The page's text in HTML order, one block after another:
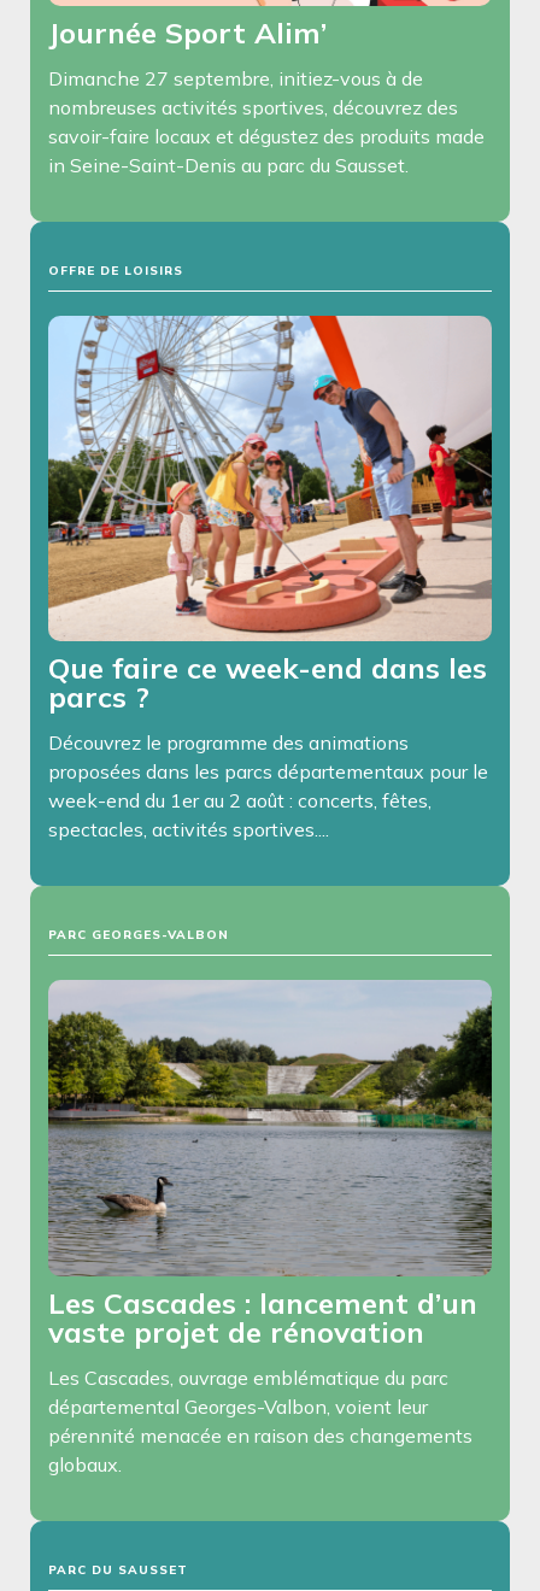
Journée Sport Alim’
Dimanche 27 septembre, initiez-vous à de
nombreuses activités sportives, découvrez des
savoir-faire locaux et dégustez des produits made
in Seine-Saint-Denis au parc du Sausset.
OFFRE DE LOISIRS
Que faire ce week-end dans les
parcs ?
Découvrez le programme des animations
proposées dans les parcs départementaux pour le
week-end du 1er au 2 août : concerts, fêtes,
spectacles, activités sportives....
PARC GEORGES-VALBON
Les Cascades : lancement d’un
vaste projet de rénovation
Les Cascades, ouvrage emblématique du parc
départemental Georges-Valbon, voient leur
pérennité menacée en raison des changements
globaux.
PARC DU SAUSSET